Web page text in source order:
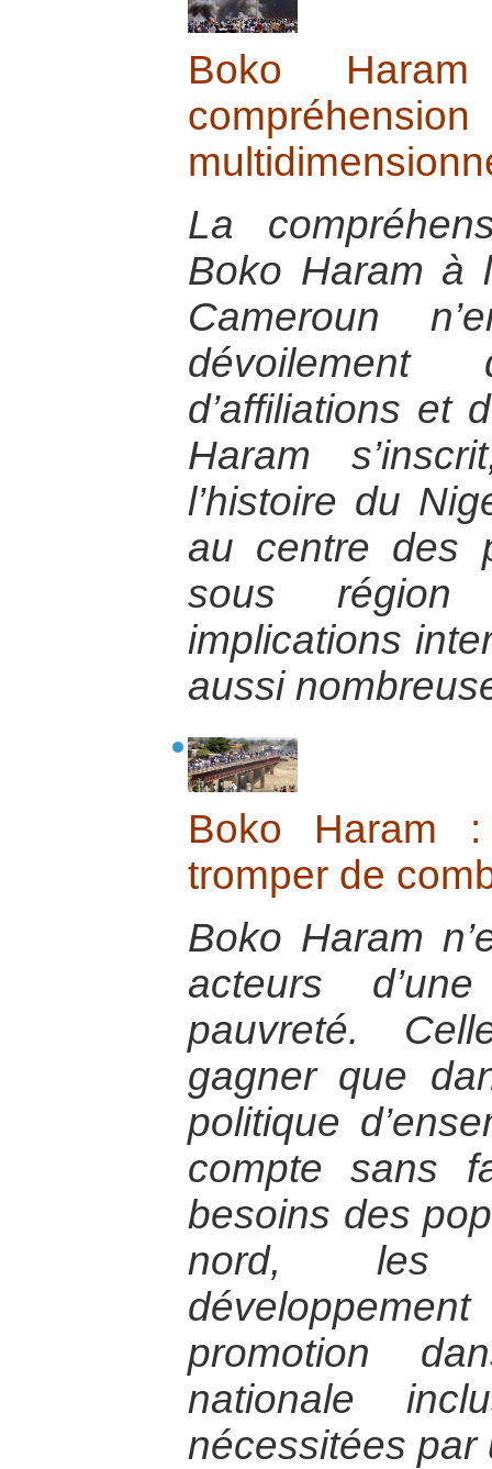
Boko
La
Boko Haram à
Cameroun
dévoilement
d’affiliations et
Haram
l’histoire du
au centre des
sous
implications
aussi
Boko
tromper de
Boko Haram
acteurs
pauvreté.
gagner que
politique
compte sans
besoins des
nord, les
promotion
nationale
nécessitées par